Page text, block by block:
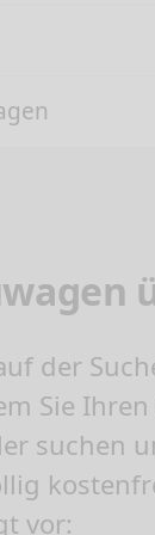
der
Sie
suchen
vor: